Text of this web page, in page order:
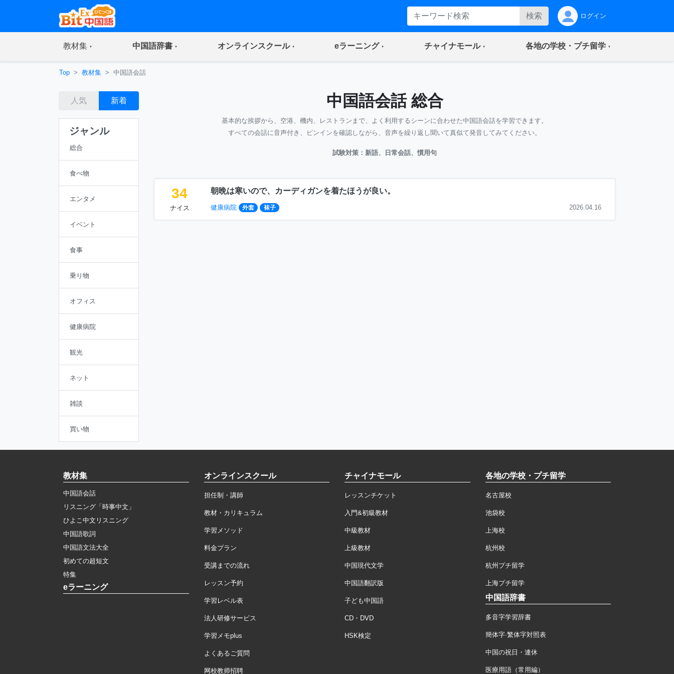
検索 ログイン
教材集(current) 中国語辞書(current) オンラインスクール(current) eラーニング(current) チャイナモール(current) 各地の学校・プチ留学(current)
Top 教材集 中国語会話
人気 新着
ジャンル
総合
食べ物
エンタメ
イベント
食事
乗り物
オフィス
健康病院
観光
ネット
雑談
買い物
中国語会話 総合
基本的な挨拶から、空港、機内、レストランまで、よく利用するシーンに合わせた中国語会話を学習できます。
すべての会話に音声付き、ピンインを確認しながら、音声を繰り返し聞いて真似て発音してみてください。
試験対策：新語、日常会話、慣用句
34
ナイス
朝晩は寒いので、カーディガンを着たほうが良い。
健康病院 外套 袜子 2026.04.16
教材集
中国語会話
リスニング「時事中文」
ひよこ中文リスニング
中国語歌詞
中国語文法大全
初めての超短文
特集
eラーニング
オンラインスクール
担任制・講師
教材・カリキュラム
学習メソッド
料金プラン
受講までの流れ
レッスン予約
学習レベル表
法人研修サービス
学習メモplus
よくあるご質問
网校教师招聘
チャイナモール
レッスンチケット
入門&初級教材
中級教材
上級教材
中国現代文学
中国語翻訳版
子ども中国語
CD・DVD
HSK検定
各地の学校・プチ留学
名古屋校
池袋校
上海校
杭州校
杭州プチ留学
上海プチ留学
中国語辞書
多音字学習辞書
簡体字·繁体字対照表
中国の祝日・連休
医療用語（常用編）